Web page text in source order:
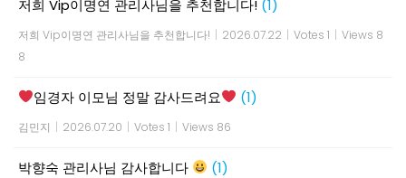
저희 Vip이명연 관리사님을 추천합니다! (1)
저희 Vip이명연 관리사님을 추천합니다! | 2026.07.22 | Votes 1 | Views 8
8
임경자 이모님 정말 감사드려요 (1)
김민지 | 2026.07.20 | Votes 1 | Views 86
박향숙 관리사님 감사합니다 (1)